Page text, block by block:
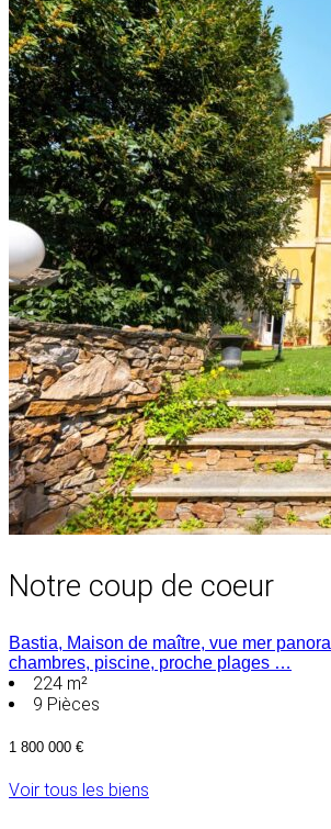
Notre coup de coeur
Bastia, Maison de maître, vue mer
chambres, piscine, proche plages …
224 m²
9 Pièces
1 800 000 €
Voir tous les biens